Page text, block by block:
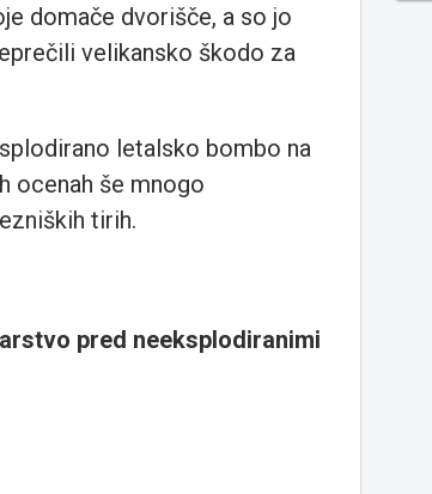
domače dvorišče, a so jo
velikansko škodo za
letalsko bombo na
ocenah še mnogo
tirih.
pred neeksplodiranimi